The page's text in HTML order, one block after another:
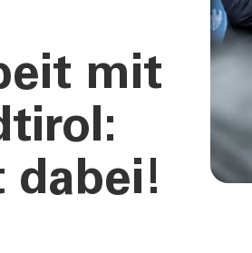
mit
dabei!